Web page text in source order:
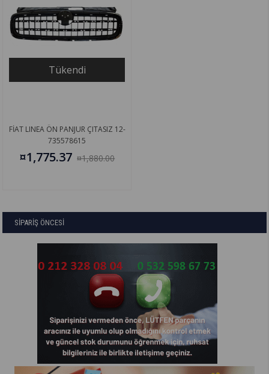
Tükendi
FİAT LINEA ÖN PANJUR ÇITASIZ 12-
735578615
¤1,775.37 ¤1,880.00
SİPARİŞ ÖNCESİ